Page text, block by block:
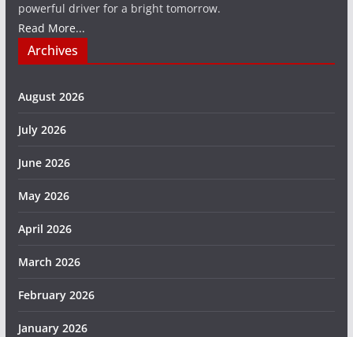
powerful driver for a bright tomorrow.
Read More...
Archives
August 2026
July 2026
June 2026
May 2026
April 2026
March 2026
February 2026
January 2026